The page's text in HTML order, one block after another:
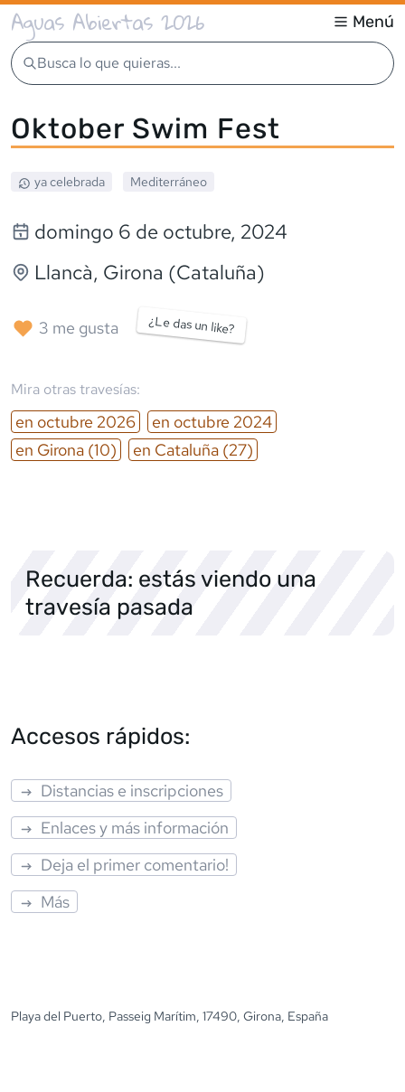
Aguas Abiertas 2026 Menú
Busca lo que quieras...
Oktober Swim Fest
ya celebrada Mediterráneo
domingo 6 de octubre, 2024
Llancà, Girona (Cataluña)
3 me gusta ¿Le das un like?
Mira otras travesías:
en octubre 2026 en octubre 2024
en Girona (10) en Cataluña (27)
Recuerda: estás viendo una
travesía pasada
Accesos rápidos:
Distancias e inscripciones
Enlaces y más información
Deja el primer comentario!
Más
Playa del Puerto, Passeig Marítim, 17490, Girona, España